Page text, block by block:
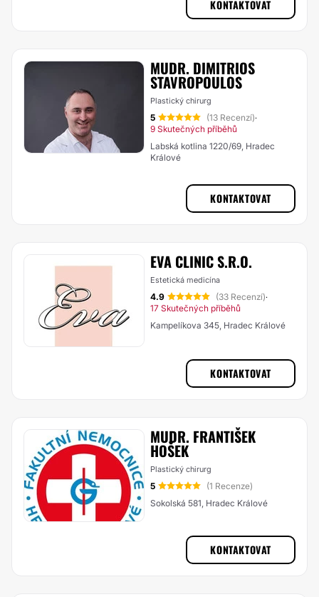
KONTAKTOVAT
MUDR. DIMITRIOS
STAVROPOULOS
Plastický chirurg
5 (13 Recenzí)·
9 Skutečných příběhů
Labská kotlina 1220/69, Hradec
Králové
KONTAKTOVAT
EVA CLINIC S.R.O.
Estetická medicína
4.9 (33 Recenzí)·
17 Skutečných příběhů
Kampelíkova 345, Hradec Králové
KONTAKTOVAT
MUDR. FRANTIŠEK
HOŠEK
Plastický chirurg
5
(1 Recenze)
Sokolská 581, Hradec Králové
KONTAKTOVAT